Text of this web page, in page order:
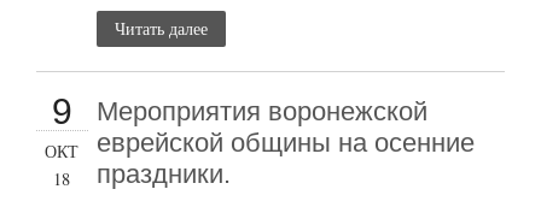
Читать далее
9
ОКТ
18
Мероприятия воронежской
еврейской общины на осенние
праздники.